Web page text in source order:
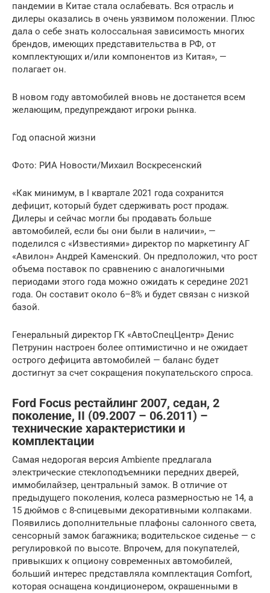
пандемии в Китае стала ослабевать. Вся отрасль и
дилеры оказались в очень уязвимом положении. Плюс
дала о себе знать колоссальная зависимость многих
брендов, имеющих представительства в РФ, от
комплектующих и/или компонентов из Китая», —
полагает он.
В новом году автомобилей вновь не достанется всем
желающим, предупреждают игроки рынка.
Год опасной жизни
Фото: РИА Новости/Михаил Воскресенский
«Как минимум, в I квартале 2021 года сохранится
дефицит, который будет сдерживать рост продаж.
Дилеры и сейчас могли бы продавать больше
автомобилей, если бы они были в наличии», —
поделился с «Известиями» директор по маркетингу АГ
«Авилон» Андрей Каменский. Он предположил, что рост
объема поставок по сравнению с аналогичными
периодами этого года можно ожидать к середине 2021
года. Он составит около 6–8% и будет связан с низкой
базой.
Генеральный директор ГК «АвтоСпецЦентр» Денис
Петрунин настроен более оптимистично и не ожидает
острого дефицита автомобилей — баланс будет
достигнут за счет сокращения покупательского спроса.
Ford Focus рестайлинг 2007, седан, 2
поколение, II (09.2007 – 06.2011) –
технические характеристики и
комплектации
Самая недорогая версия Ambiente предлагала
электрические стеклоподъемники передних дверей,
иммобилайзер, центральный замок. В отличие от
предыдущего поколения, колеса размерностью не 14, а
15 дюймов с 8-спицевыми декоративными колпаками.
Появились дополнительные плафоны салонного света,
сенсорный замок багажника; водительское сиденье — с
регулировкой по высоте. Впрочем, для покупателей,
привыкших к опциону современных автомобилей,
больший интерес представляла комплектация Comfort,
которая оснащена кондиционером, окрашенными в